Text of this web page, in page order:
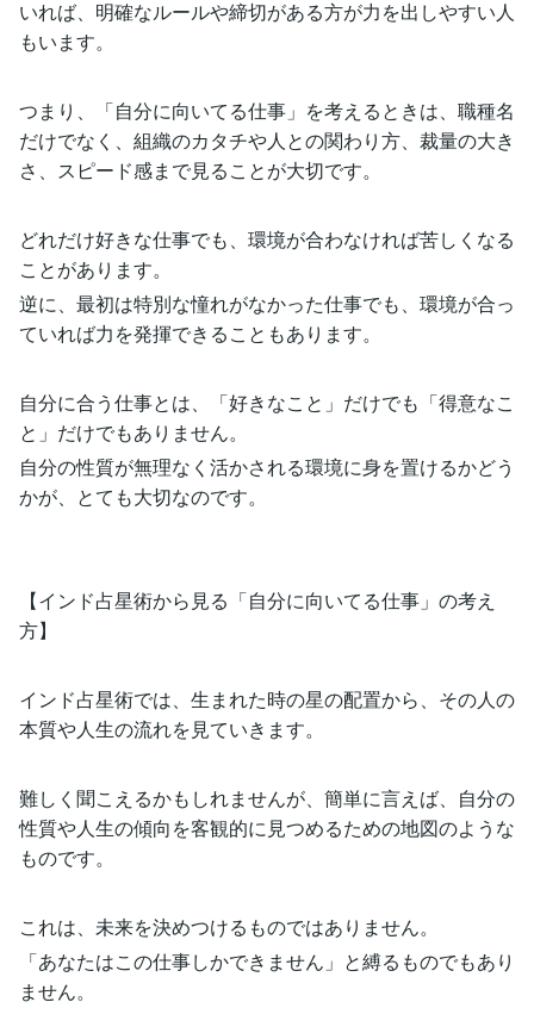
いれば、明確なルールや締切がある方が力を出しやすい人
もいます。
つまり、「自分に向いてる仕事」を考えるときは、職種名
だけでなく、組織のカタチや人との関わり方、裁量の大き
さ、スピード感まで見ることが大切です。
どれだけ好きな仕事でも、環境が合わなければ苦しくなる
ことがあります。
逆に、最初は特別な憧れがなかった仕事でも、環境が合っ
ていれば力を発揮できることもあります。
自分に合う仕事とは、「好きなこと」だけでも「得意なこ
と」だけでもありません。
自分の性質が無理なく活かされる環境に身を置けるかどう
かが、とても大切なのです。
【インド占星術から見る「自分に向いてる仕事」の考え
方】
インド占星術では、生まれた時の星の配置から、その人の
本質や人生の流れを見ていきます。
難しく聞こえるかもしれませんが、簡単に言えば、自分の
性質や人生の傾向を客観的に見つめるための地図のような
ものです。
これは、未来を決めつけるものではありません。
「あなたはこの仕事しかできません」と縛るものでもあり
ません。